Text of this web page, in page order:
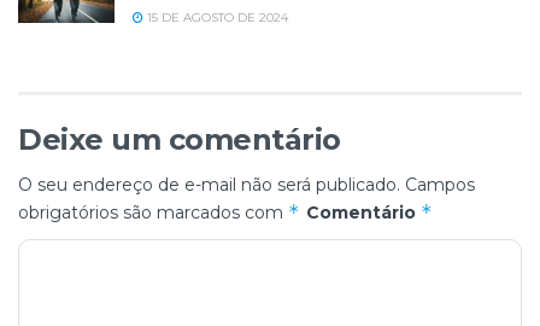
15 DE AGOSTO DE 2024
Deixe um comentário
O seu endereço de e-mail não será publicado. Campos
obrigatórios são marcados com * Comentário *